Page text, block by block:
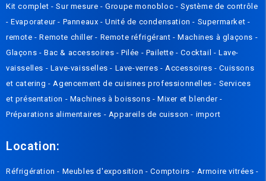
Kit complet-Sur mesure-Groupe monobloc -Système de contrôle
-Evaporateur- Panneaux-Unité de condensation- Supermarket -
remote-Remote chiller- Remote réfrigérant-Machines à glaçons -
Glaçons -Bac & accessoires -Pilée - Pailette-Cocktail -Lave-
vaisselles - Lave-vaisselles- Lave-verres - Accessoires-Cuissons
et catering- Agencement de cuisines professionnelles- Services
et présentation - Machines à boissons -Mixer et blender-
Préparations alimentaires - Appareils de cuisson- import
Location:
Réfrigération- Meubles d'exposition-Comptoirs- Armoire vitrées-